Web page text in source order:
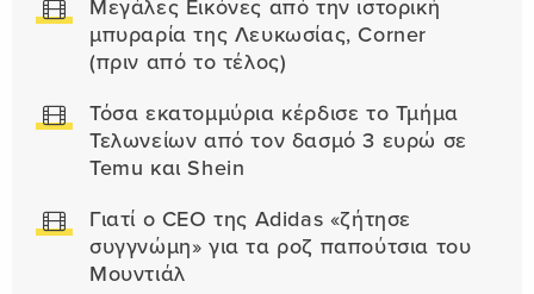
Μεγάλες Εικόνες από την ιστορική
μπυραρία της Λευκωσίας, Corner
(πριν από το τέλος)
Τόσα εκατομμύρια κέρδισε το Τμήμα
Τελωνείων από τον δασμό 3 ευρώ σε
Temu και Shein
Γιατί ο CEO της Adidas «ζήτησε
συγγνώμη» για τα ροζ παπούτσια του
Μουντιάλ